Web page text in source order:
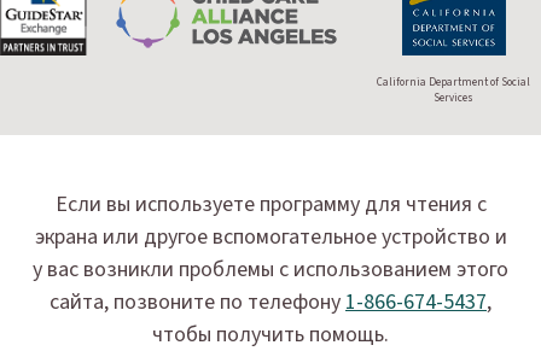
California Department of Social
Services
Если вы используете программу для чтения с
экрана или другое вспомогательное устройство и
у вас возникли проблемы с использованием этого
сайта, позвоните по телефону 1-866-674-5437,
чтобы получить помощь.